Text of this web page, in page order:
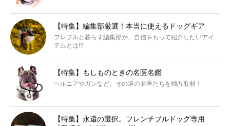
【特集】編集部厳選！本当に使えるドッグギア
フレブルと暮らす編集部が、自信をもって紹介したいアイ
テムとは!?
【特集】もしものときの名医名鑑
ヘルニアやガンなど、その道の名医たちを独占取材！
【特集】永遠の選択。フレンチブルドッグ専用